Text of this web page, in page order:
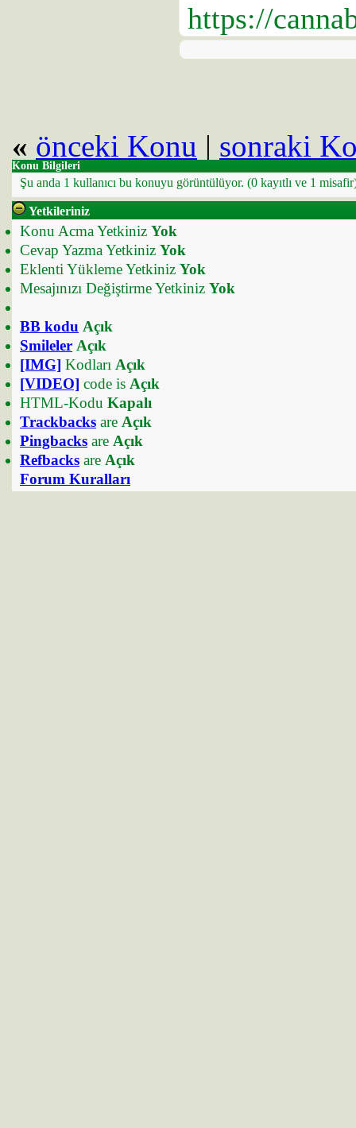
https://
« önceki Konu | sonraki
Konu Bilgileri
Şu anda 1 kullanıcı bu konuyu görüntülüyor. (0 kayıtlı ve 1
Yetkileriniz
Konu Acma Yetkiniz Yok
Cevap Yazma Yetkiniz Yok
Eklenti Yükleme Yetkiniz Yok
Mesajınızı Değiştirme Yetkiniz Yok
BB kodu Açık
Smileler Açık
[IMG] Kodları Açık
[VIDEO] code is Açık
HTML-Kodu Kapalı
Trackbacks are Açık
Pingbacks are Açık
Refbacks are Açık
Forum Kuralları